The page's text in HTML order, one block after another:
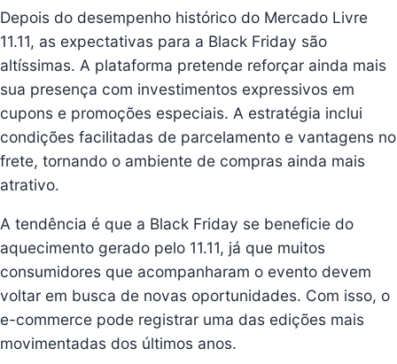
Depois do desempenho histórico do Mercado Livre
11.11, as expectativas para a Black Friday são
altíssimas. A plataforma pretende reforçar ainda mais
sua presença com investimentos expressivos em
cupons e promoções especiais. A estratégia inclui
condições facilitadas de parcelamento e vantagens no
frete, tornando o ambiente de compras ainda mais
atrativo.
A tendência é que a Black Friday se beneficie do
aquecimento gerado pelo 11.11, já que muitos
consumidores que acompanharam o evento devem
voltar em busca de novas oportunidades. Com isso, o
e-commerce pode registrar uma das edições mais
movimentadas dos últimos anos.